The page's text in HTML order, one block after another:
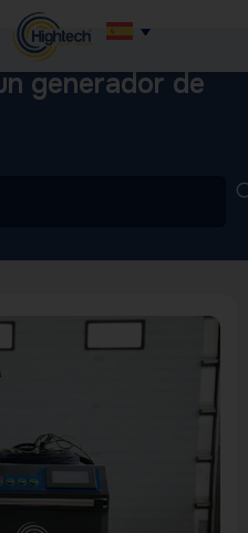
generador de